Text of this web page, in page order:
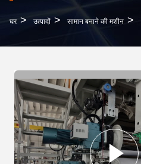
घर > उत्पादों > सामान बनाने की मशीन >